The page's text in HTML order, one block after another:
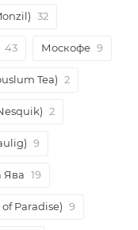
32
43 Москофе 9
Tea) 2
2
9
Ява 19
Paradise) 9